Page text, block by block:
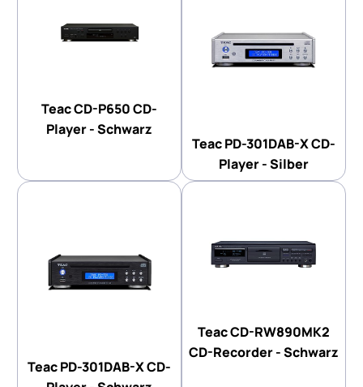
Teac CD-P650 CD-
Player - Schwarz
Teac PD-301DAB-X CD-
Player - Silber
Teac PD-301DAB-X CD-
Teac CD-RW890MK2
CD-Recorder - Schwarz